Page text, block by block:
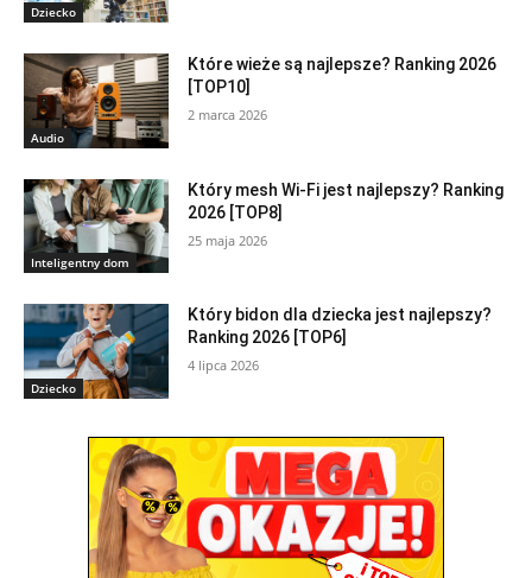
Dziecko
Audio
Które wieże są najlepsze? Ranking 2026
[TOP10]
2 marca 2026
Inteligentny dom
Który mesh Wi-Fi jest najlepszy? Ranking
2026 [TOP8]
25 maja 2026
Dziecko
Który bidon dla dziecka jest najlepszy?
Ranking 2026 [TOP6]
4 lipca 2026